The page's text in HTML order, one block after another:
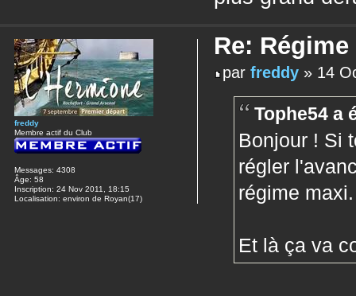
Re:
parfreddy » 14
Tophe54 a
Bonjour ! Si
régler
régime
Et là ça va
freddy
Membre actif du Club
Messages: 4308
Âge: 58
Inscription: 24 Nov 2011, 18:15
Localisation: environ de Royan(17)